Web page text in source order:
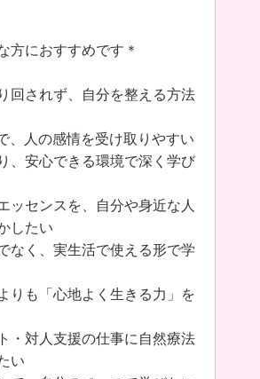
方におすすめです＊
回されず、自分を整える方法
、人の感情を受け取りやすい
、安心できる環境で深く学び
ッセンスを、自分や身近な人
したい
なく、実生活で使える形で学
りも「心地よく生きる力」を
・対人支援の仕事に自然療法
い